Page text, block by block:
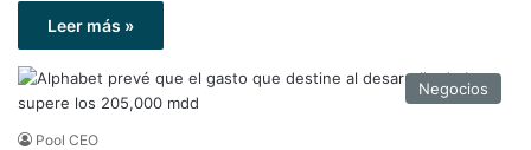
Leer más »
Negocios
Pool CEO